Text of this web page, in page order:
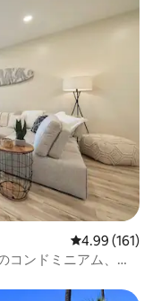
レビュー161
4.99 (161)
コンドミニアム、ビ